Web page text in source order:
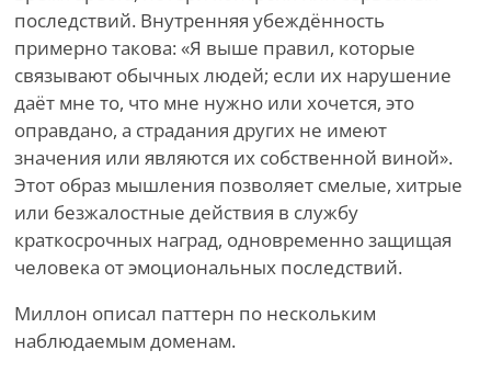
последствий. Внутренняя убеждённость
примерно такова: «Я выше правил, которые
связывают обычных людей; если их нарушение
даёт мне то, что мне нужно или хочется, это
оправдано, а страдания других не имеют
значения или являются их собственной виной».
Этот образ мышления позволяет смелые, хитрые
или безжалостные действия в службу
краткосрочных наград, одновременно защищая
человека от эмоциональных последствий.
Миллон описал паттерн по нескольким
наблюдаемым доменам.